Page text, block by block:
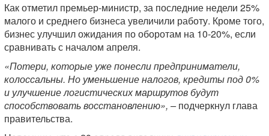
Как отметил премьер-министр, за последние недели 25%
малого и среднего бизнеса увеличили работу. Кроме того,
бизнес улучшил ожидания по оборотам на 10-20%, если
сравнивать с началом апреля.
«Потери, которые уже понесли предприниматели,
колоссальны. Но уменьшение налогов, кредиты под 0%
и улучшение логистических маршрутов будут
способствовать восстановлению», –подчеркнул глава
правительства.